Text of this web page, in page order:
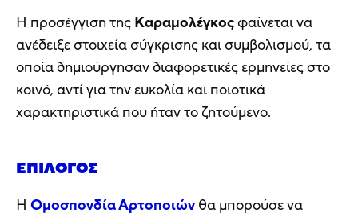
Η προσέγγιση της Καραμολέγκοςφαίνεται να
ανέδειξε στοιχεία σύγκρισης και συμβολισμού, τα
οποία δημιούργησαν διαφορετικές ερμηνείες στο
κοινό, αντί για την ευκολία και ποιοτικά
χαρακτηριστικά που ήταν το ζητούμενο.
ΕΠΊΛΟΓΟΣ
Η Ομοσπονδία Αρτοποιώνθα μπορούσε να